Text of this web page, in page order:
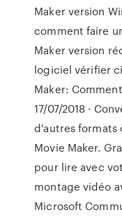
Maker version
comment faire
Maker version
logiciel vérifier
Maker:
17/07/2018 ·
d'autres formats
Movie Maker.
pour lire avec
montage vidéo
Microsoft